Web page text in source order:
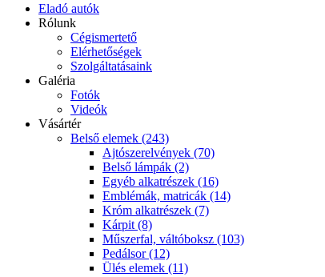
Eladó autók
Rólunk
Cégismertető
Elérhetőségek
Szolgáltatásaink
Galéria
Fotók
Videók
Vásártér
Belső elemek (243)
Ajtószerelvények (70)
Belső lámpák (2)
Egyéb alkatrészek (16)
Emblémák, matricák (14)
Króm alkatrészek (7)
Kárpit (8)
Műszerfal, váltóboksz (103)
Pedálsor (12)
Ülés elemek (11)